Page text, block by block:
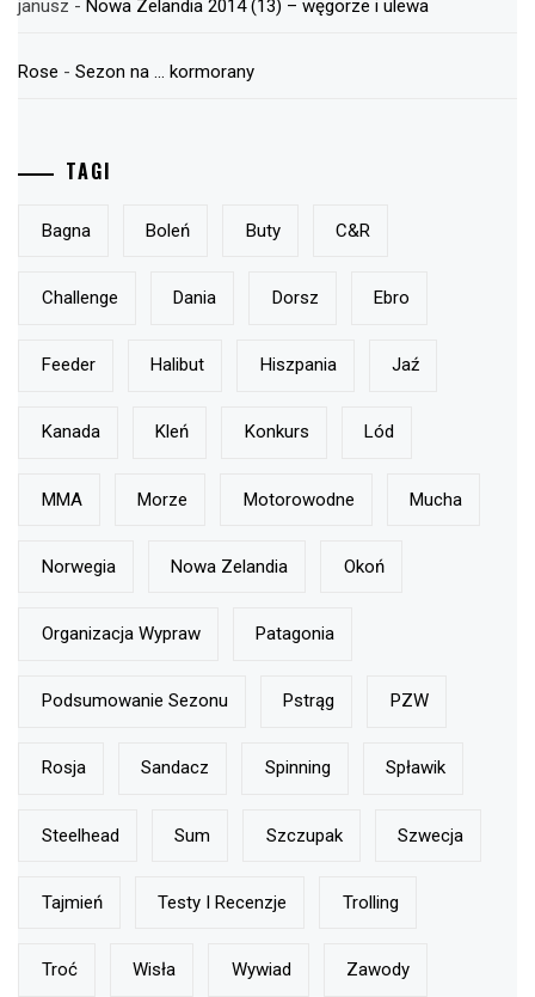
janusz - Nowa Zelandia 2014 (13) – węgorze i ulewa
Rose - Sezon na … kormorany
TAGI
Bagna Boleń Buty C&r
Challenge Dania Dorsz Ebro
Feeder Halibut Hiszpania Jaź
Kanada Kleń Konkurs Lód
MMA Morze Motorowodne Mucha
Norwegia Nowa Zelandia Okoń
Organizacja Wypraw Patagonia
Podsumowanie Sezonu Pstrąg PZW
Rosja Sandacz Spinning Spławik
Steelhead Sum Szczupak Szwecja
Tajmień Testy I Recenzje Trolling
Troć Wisła Wywiad Zawody